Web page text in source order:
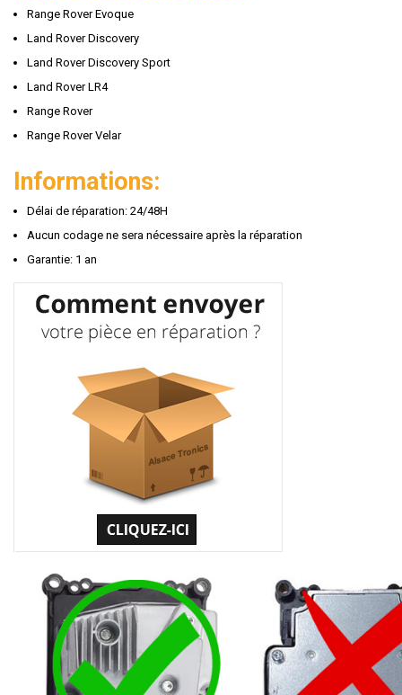
Range Rover Evoque
Land Rover Discovery
Land Rover Discovery Sport
Land Rover LR4
Range Rover
Range Rover Velar
Informations:
Délai de réparation: 24/48H
Aucun codage ne sera nécessaire après la réparation
Garantie: 1 an